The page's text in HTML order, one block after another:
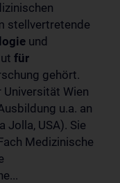
stellvertretende
und
für
gehört.
Wien
u.a. an
Jolla, USA). Sie
Medizinische